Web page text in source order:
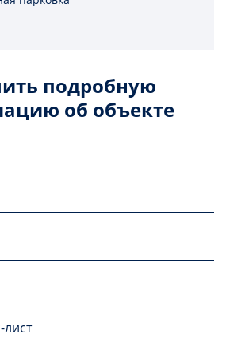
подробную
об объекте